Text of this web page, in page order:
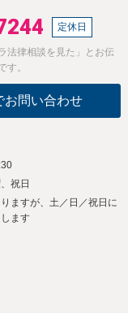
定休日
法律相談を見た」とお伝
す。
お問い合わせ
祝日
ますが、土／日／祝日に
ます